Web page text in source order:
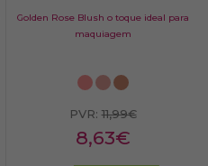
Golden Rose Blush o toque ideal para
maquiagem
PVR:11,99€
8,63€